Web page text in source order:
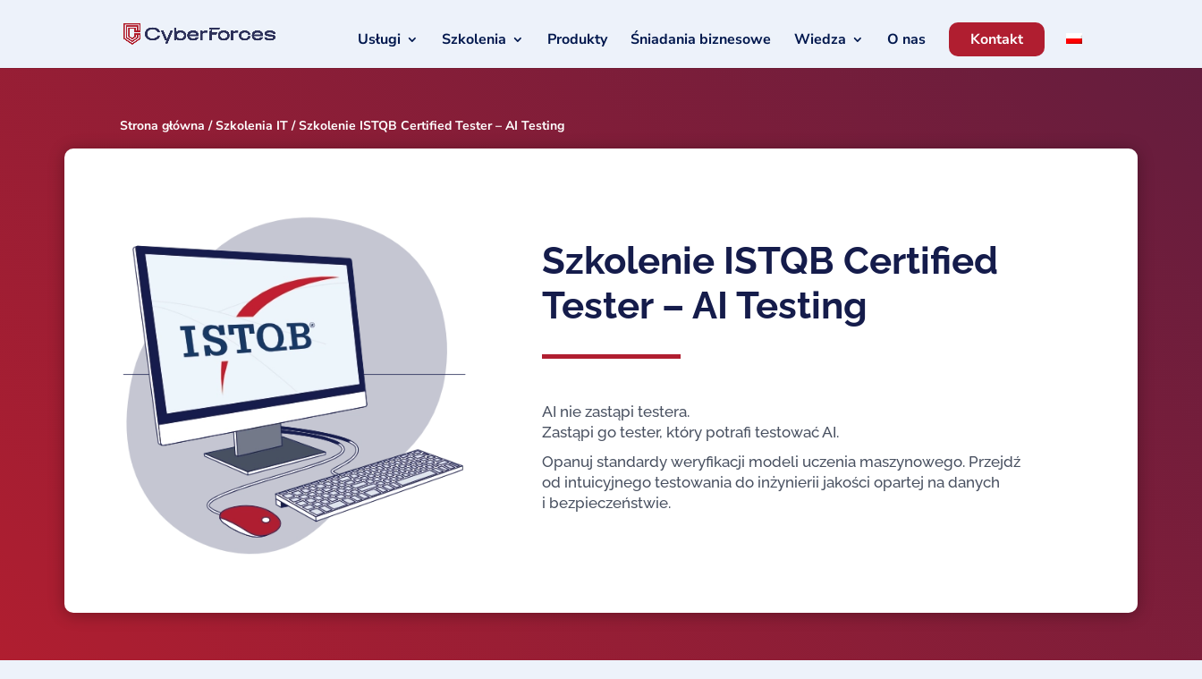
Usługi Szkolenia Produkty Śniadania biznesowe Wiedza O nas Kontakt
Strona główna /Szkolenia IT / Szkolenie ISTQB Certified Tester – AI Testing
Szkolenie ISTQB Certified
Tester – AI Testing
AI nie zastąpi testera.
Zastąpi go tester, który potrafi testować AI.
Opanuj standardy weryfikacji modeli uczenia maszynowego. Przejdź
od intuicyjnego testowania do inżynierii jakości opartej na danych
i bezpieczeństwie.